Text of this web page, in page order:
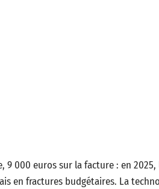
9 000 euros sur la facture : en
en fractures budgétaires. La